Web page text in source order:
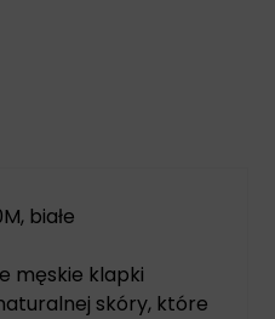
białe
męskie klapki
skóry, które